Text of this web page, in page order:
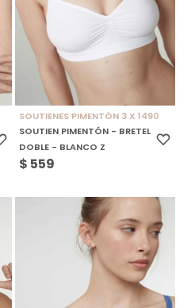
SOUTIENES PIMENTÓN 3 X 1490
SOUTIEN PIMENTÓN - BRETEL
DOBLE - BLANCO Z
$ 559